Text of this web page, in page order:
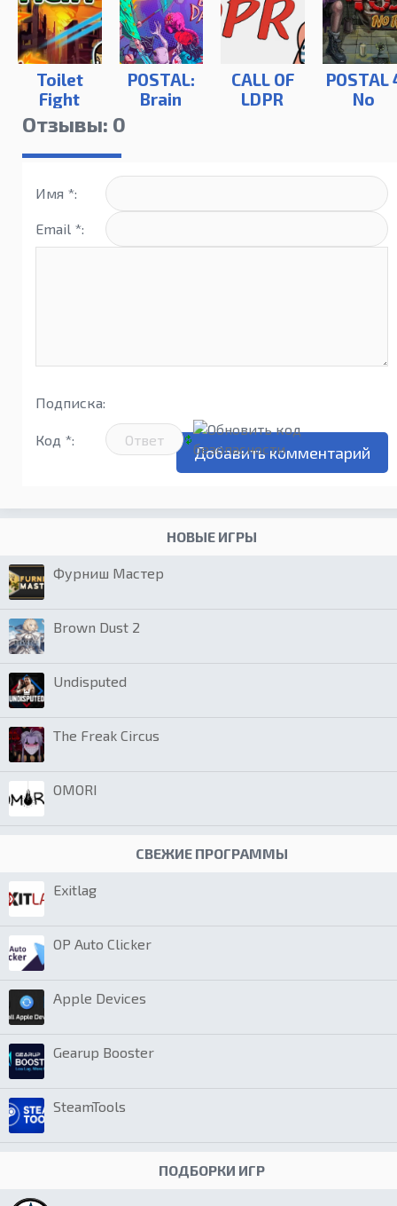
Toilet
Fight
POSTAL:
Brain
Damaged
CALL OF
LDPR
POSTAL
No
Отзывы: 0
Имя *:
Email *:
Подписка:
Код *:
НОВЫЕ ИГРЫ
Фурниш Мастер
Brown Dust 2
Undisputed
The Freak Circus
OMORI
СВЕЖИЕ ПРОГРАММЫ
Exitlag
OP Auto Clicker
Apple Devices
Gearup Booster
SteamTools
ПОДБОРКИ ИГР